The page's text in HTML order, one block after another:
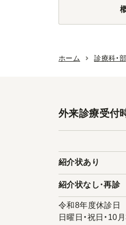
ホーム 診療科・
外来診療受付
紹介状あり
紹介状なし ・再診
令和8年度休診日
日曜日・祝日・10